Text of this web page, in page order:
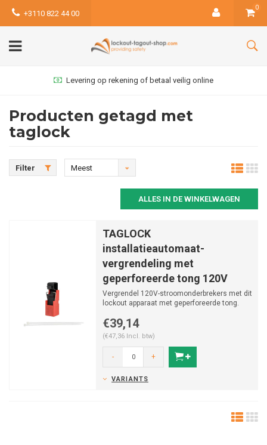
+3110 822 44 00
0
Levering op rekening of betaal veilig online
Producten getagd met
taglock
Filter
Meest
ALLES IN DE WINKELWAGEN
TAGLOCK
installatieautomaat-
vergrendeling met
geperforeerde tong 120V
Vergrendel 120V-stroomonderbrekers met dit
lockout apparaat met geperforeerde tong.
€39,14
(€47,36 Incl. btw)
- +
VARIANTS